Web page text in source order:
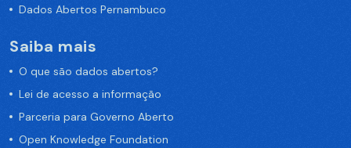
Dados Abertos Pernambuco
Saiba mais
O que são dados abertos?
Lei de acesso a informação
Parceria para Governo Aberto
Open Knowledge Foundation